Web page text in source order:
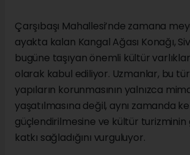
Çarşıbaşı Mahallesi’nde zamana
ayakta kalan Kangal Ağası Konağı,
bugüne taşıyan önemli kültür
olarak kabul ediliyor. Uzmanlar, bu
yapıların korunmasının yalnızca
yaşatılmasına değil, aynı zamanda
güçlendirilmesine ve kültür turizminin
katkı sağladığını vurguluyor.